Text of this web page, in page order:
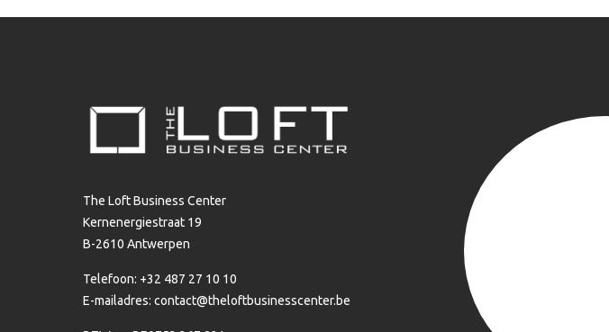
The Loft Business Center
Kernenergiestraat 19
B-2610 Antwerpen
Telefoon: +32 487 27 10 10
E-mailadres: contact@theloftbusinesscenter.be